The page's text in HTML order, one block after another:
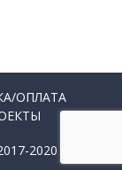
ОПЛАТА
2020